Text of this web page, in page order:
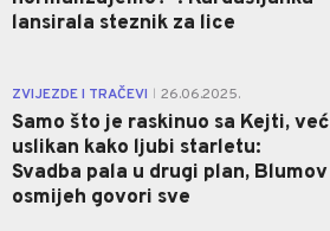
lansirala steznik za lice
ZVIJEZDE I TRAČEVI 26.06.2025.
Samo što je raskinuo sa Kejti, već
uslikan kako ljubi starletu:
Svadba pala u drugi plan, Blumov
osmijeh govori sve